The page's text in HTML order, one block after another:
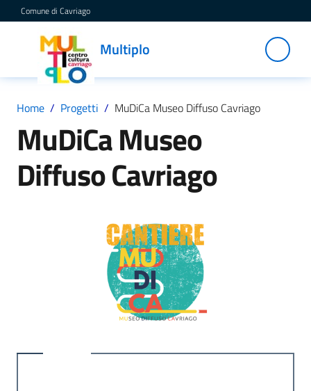
Vai al contenuto
Vai alla navigazione
Vai al footer
Comune di Cavriago
Multiplo
Multiplo
Centro
Cultura
Home / Progetti / MuDiCa Museo Diffuso Cavriago
MuDiCa Museo
Diffuso Cavriago